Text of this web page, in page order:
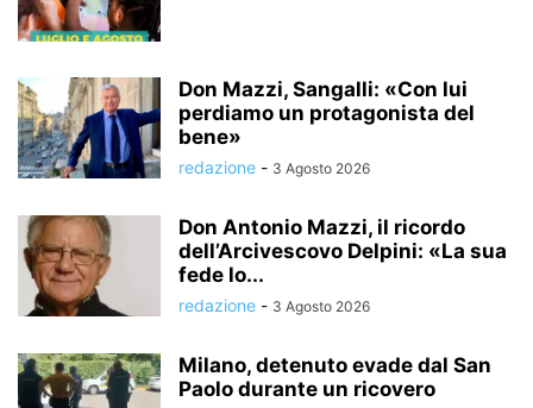
Don Mazzi, Sangalli: «Con lui
perdiamo un protagonista del
bene»
redazione - 3 Agosto 2026
Don Antonio Mazzi, il ricordo
dell’Arcivescovo Delpini: «La sua
fede lo...
redazione - 3 Agosto 2026
Milano, detenuto evade dal San
Paolo durante un ricovero